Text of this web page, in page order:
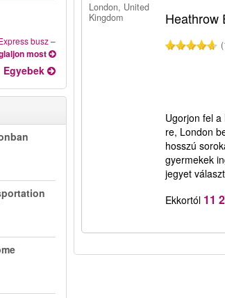
busz–
most
Egyebek
London, United
Kingdom
Heathrow
Ugorjon fel
re, London
hosszú
gyermekek
jegyet
Ekkortól 11